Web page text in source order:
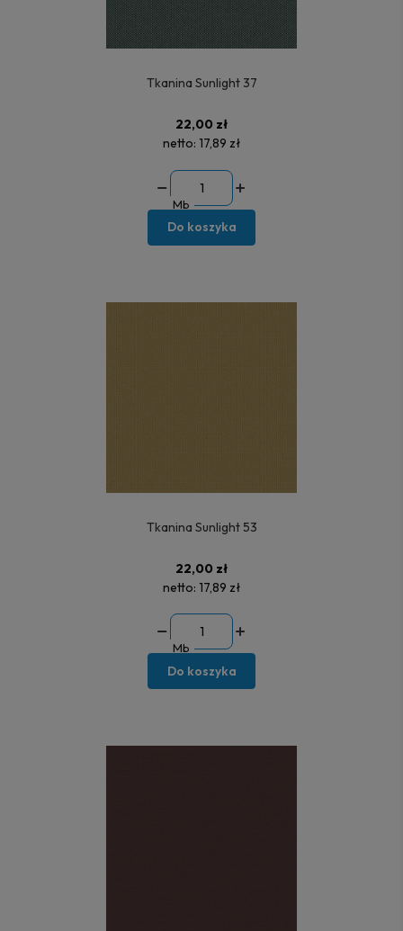
Tkanina Sunlight 37
22,00 zł
netto: 17,89 zł
Mb
Do koszyka
Tkanina Sunlight 53
22,00 zł
netto: 17,89 zł
Mb
Do koszyka